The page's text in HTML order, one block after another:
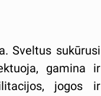
Sveltus sukūrusi
gamina ir
jogos ir